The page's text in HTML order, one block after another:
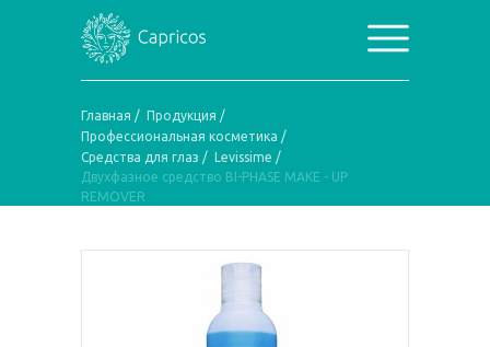
Главная / Продукция /
Профессиональная косметика /
Средства для глаз / Levissime /
Двухфазное средство BI-PHASE MAKE - UP
REMOVER